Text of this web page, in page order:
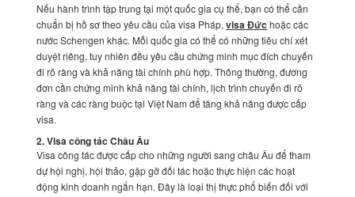
Nếu hành trình tập trung tại một quốc gia cụ thể, bạn có thể cần
chuẩn bị hồ sơ theo yêu cầu của visa Pháp,visa Đức hoặc các
nước Schengen khác. Mỗi quốc gia có thể có những tiêu chí xét
duyệt riêng, tuy nhiên đều yêu cầu chứng minh mục đích chuyến
đi rõ ràng và khả năng tài chính phù hợp. Thông thường, đương
đơn cần chứng minh khả năng tài chính, lịch trình chuyến đi rõ
ràng và các ràng buộc tại Việt Nam để tăng khả năng được cấp
visa.
2. Visa công tác Châu Âu
Visa công tác được cấp cho những người sang châu Âu để tham
dự hội nghị, hội thảo, gặp gỡ đối tác hoặc thực hiện các hoạt
động kinh doanh ngắn hạn. Đây là loại thị thực phổ biến đối với